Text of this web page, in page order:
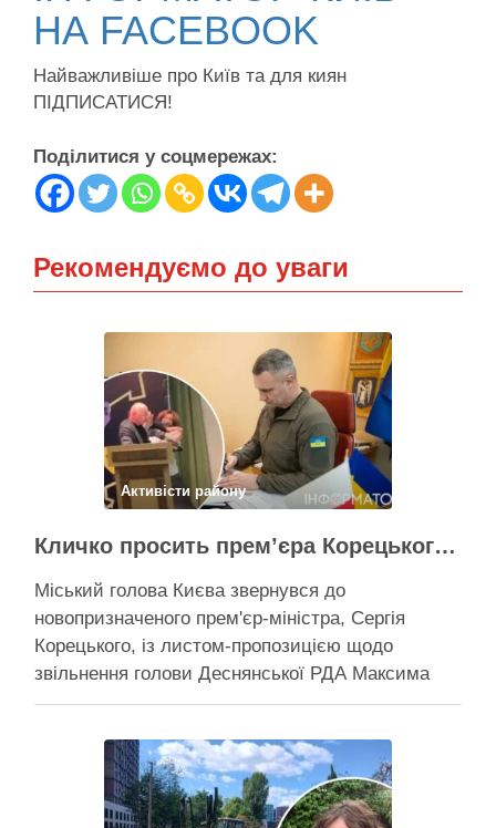
НА FACEBOOK
Найважливіше про Київ та для киян
ПІДПИСАТИСЯ!
Поділитися у соцмережах:
Рекомендуємо до уваги
Активісти району
Кличко просить прем’єра Корецького внести президентові подання на звільнення володаря Троєщини Бахматова
Міський голова Києва звернувся до
новопризначеного прем'єр-міністра, Сергія
Корецького, із листом-пропозицією щодо
звільнення голови Деснянської РДА Максима
Бахматова Кличко написав листа прем'єрові
подання президентові на Бахматова, що
образив його заступницю Анну Старостенко
Міський голова Києва звернувся до